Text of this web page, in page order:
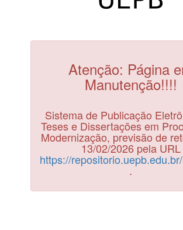
Atenção: Página
Manutenção!!!!
Sistema de Publicação
Teses e Dissertações em
Modernização, previsão de
13/02/2026 pela URL
https://
.